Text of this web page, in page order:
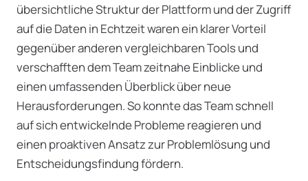
übersichtliche Struktur der Plattform und der Zugriff
auf die Daten in Echtzeit waren ein klarer Vorteil
gegenüber anderen vergleichbaren Tools und
verschafften dem Team zeitnahe Einblicke und
einen umfassenden Überblick über neue
Herausforderungen. So konnte das Team schnell
auf sich entwickelnde Probleme reagieren und
einen proaktiven Ansatz zur Problemlösung und
Entscheidungsfindung fördern.